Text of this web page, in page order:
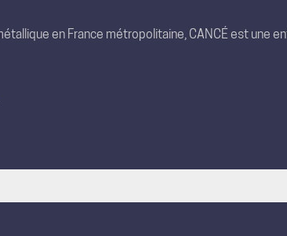
en France métropolitaine, CANCÉ est une